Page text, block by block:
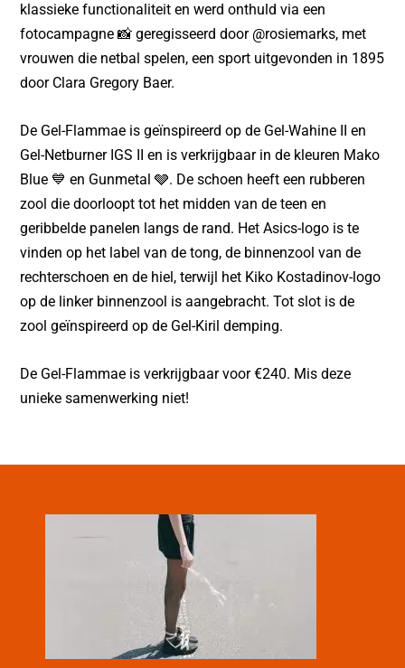
klassieke functionaliteit en werd onthuld via een
fotocampagne 📸 geregisseerd door @rosiemarks, met
vrouwen die netbal spelen, een sport uitgevonden in 1895
door Clara Gregory Baer.
De Gel-Flammae is geïnspireerd op de Gel-Wahine II en
Gel-Netburner IGS II en is verkrijgbaar in de kleuren Mako
Blue 💙 en Gunmetal 🩶. De schoen heeft een rubberen
zool die doorloopt tot het midden van de teen en
geribbelde panelen langs de rand. Het Asics-logo is te
vinden op het label van de tong, de binnenzool van de
rechterschoen en de hiel, terwijl het Kiko Kostadinov-logo
op de linker binnenzool is aangebracht. Tot slot is de
zool geïnspireerd op de Gel-Kiril demping.
De Gel-Flammae is verkrijgbaar voor €240. Mis deze
unieke samenwerking niet!